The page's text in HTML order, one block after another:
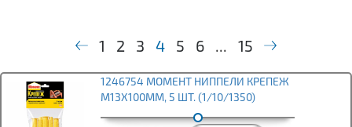
1 2 3 4 5 6 ... 15
1246754 МОМЕНТ НИППЕЛИ КРЕПЕЖ
М13X100ММ, 5 ШТ. (1/10/1350)